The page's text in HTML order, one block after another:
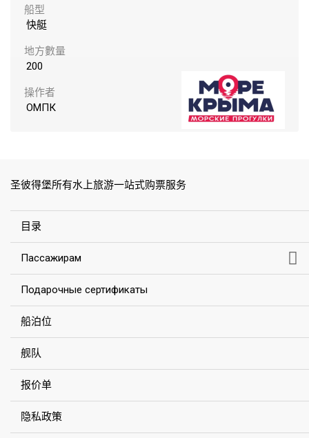
船型
快艇
地方數量
200
操作者
ОМПК
圣彼得堡所有水上旅游一站式购票服务
目录
Пассажирам
Подарочные сертификаты
船泊位
舰队
报价单
隐私政策